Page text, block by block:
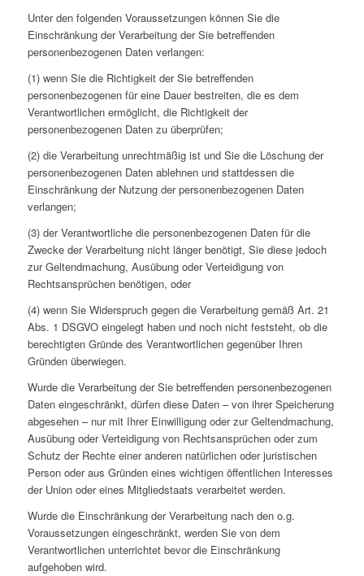
Unter den folgenden Voraussetzungen können Sie die
Einschränkung der Verarbeitung der Sie betreffenden
personenbezogenen Daten verlangen:
(1) wenn Sie die Richtigkeit der Sie betreffenden
personenbezogenen für eine Dauer bestreiten, die es dem
Verantwortlichen ermöglicht, die Richtigkeit der
personenbezogenen Daten zu überprüfen;
(2) die Verarbeitung unrechtmäßig ist und Sie die Löschung der
personenbezogenen Daten ablehnen und stattdessen die
Einschränkung der Nutzung der personenbezogenen Daten
verlangen;
(3) der Verantwortliche die personenbezogenen Daten für die
Zwecke der Verarbeitung nicht länger benötigt, Sie diese jedoch
zur Geltendmachung, Ausübung oder Verteidigung von
Rechtsansprüchen benötigen, oder
(4) wenn Sie Widerspruch gegen die Verarbeitung gemäß Art. 21
Abs. 1 DSGVO eingelegt haben und noch nicht feststeht, ob die
berechtigten Gründe des Verantwortlichen gegenüber Ihren
Gründen überwiegen.
Wurde die Verarbeitung der Sie betreffenden personenbezogenen
Daten eingeschränkt, dürfen diese Daten – von ihrer Speicherung
abgesehen – nur mit Ihrer Einwilligung oder zur Geltendmachung,
Ausübung oder Verteidigung von Rechtsansprüchen oder zum
Schutz der Rechte einer anderen natürlichen oder juristischen
Person oder aus Gründen eines wichtigen öffentlichen Interesses
der Union oder eines Mitgliedstaats verarbeitet werden.
Wurde die Einschränkung der Verarbeitung nach den o.g.
Voraussetzungen eingeschränkt, werden Sie von dem
Verantwortlichen unterrichtet bevor die Einschränkung
aufgehoben wird.